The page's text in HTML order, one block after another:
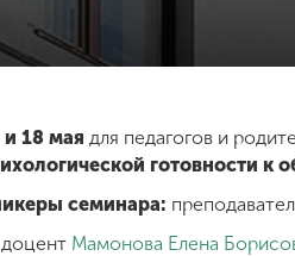
об
и 18 мая для педагогов и
готовности к
семинара:
доцент Мамонова Елена